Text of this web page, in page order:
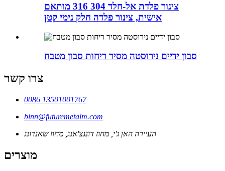
צינור פלדת אל-חלד 304 316 מותאם
אישית, צינור פלדה חלק נימי קטן
סבון ידיים נירוסטה מסיר ריחות סבון מטבח
צרו קשר
0086 13501001767
binn@futuremetalm.com
העיירה האן ג'י, מחוז דונגצ'אנג, מחוז שאנדונג
מוצרים